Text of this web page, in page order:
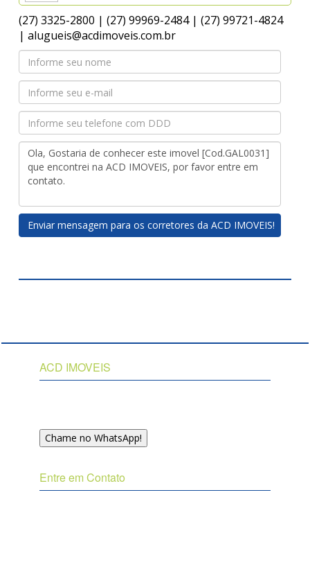
(27) 3325-2800 | (27) 99969-2484 | (27) 99721-4824
| alugueis@acdimoveis.com.br
Enviar mensagem para os corretores da ACD IMOVEIS!
ACD IMOVEIS
Chame no WhatsApp!
Entre em Contato